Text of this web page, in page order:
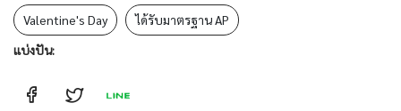
Valentine's Day
ได้รับมาตรฐาน AP
แบ่งปัน: